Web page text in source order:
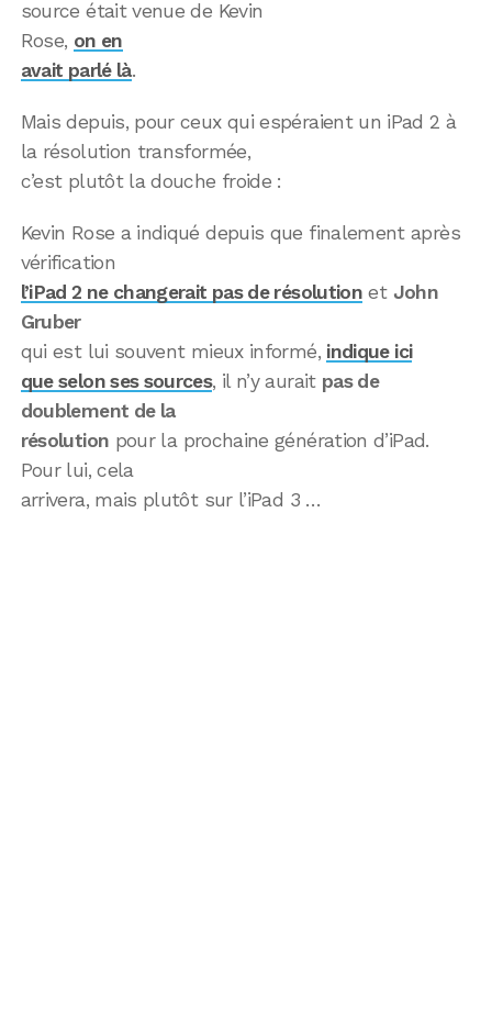
source était venue de Kevin
Rose, on en
avait parlé là.
Mais depuis, pour ceux qui espéraient un iPad 2 à
la résolution transformée,
c’est plutôt la douche froide :
Kevin Rose a indiqué depuis que finalement après
vérification
l’iPad 2 ne changerait pas de résolution et John
Gruber
qui est lui souvent mieux informé, indique ici
que selon ses sources, il n’y aurait pas de
doublement de la
résolution pour la prochaine génération d’iPad.
Pour lui, cela
arrivera, mais plutôt sur l’iPad 3 …